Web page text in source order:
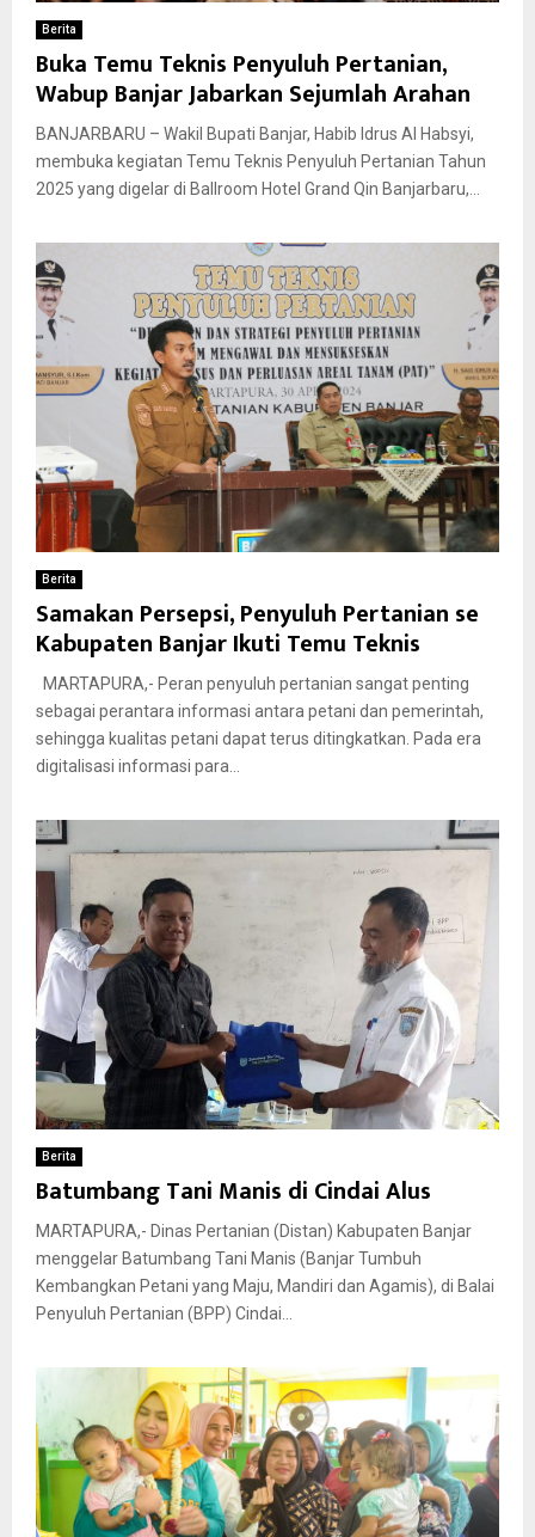
Berita
Buka Temu Teknis Penyuluh Pertanian,
Wabup Banjar Jabarkan Sejumlah Arahan
BANJARBARU – Wakil Bupati Banjar, Habib Idrus Al Habsyi,
membuka kegiatan Temu Teknis Penyuluh Pertanian Tahun
2025 yang digelar di Ballroom Hotel Grand Qin Banjarbaru,...
Berita
Samakan Persepsi, Penyuluh Pertanian se
Kabupaten Banjar Ikuti Temu Teknis
MARTAPURA,- Peran penyuluh pertanian sangat penting
sebagai perantara informasi antara petani dan pemerintah,
sehingga kualitas petani dapat terus ditingkatkan. Pada era
digitalisasi informasi para...
Berita
Batumbang Tani Manis di Cindai Alus
MARTAPURA,- Dinas Pertanian (Distan) Kabupaten Banjar
menggelar Batumbang Tani Manis (Banjar Tumbuh
Kembangkan Petani yang Maju, Mandiri dan Agamis), di Balai
Penyuluh Pertanian (BPP) Cindai...